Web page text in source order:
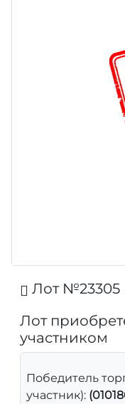
Лот №23305
Лот
участником
Победитель
участник):